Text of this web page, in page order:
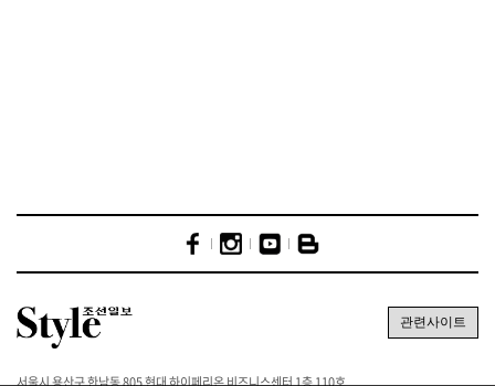
서울시 용산구 한남동 805 현대 하이페리온 비즈니스센터 1층 110호